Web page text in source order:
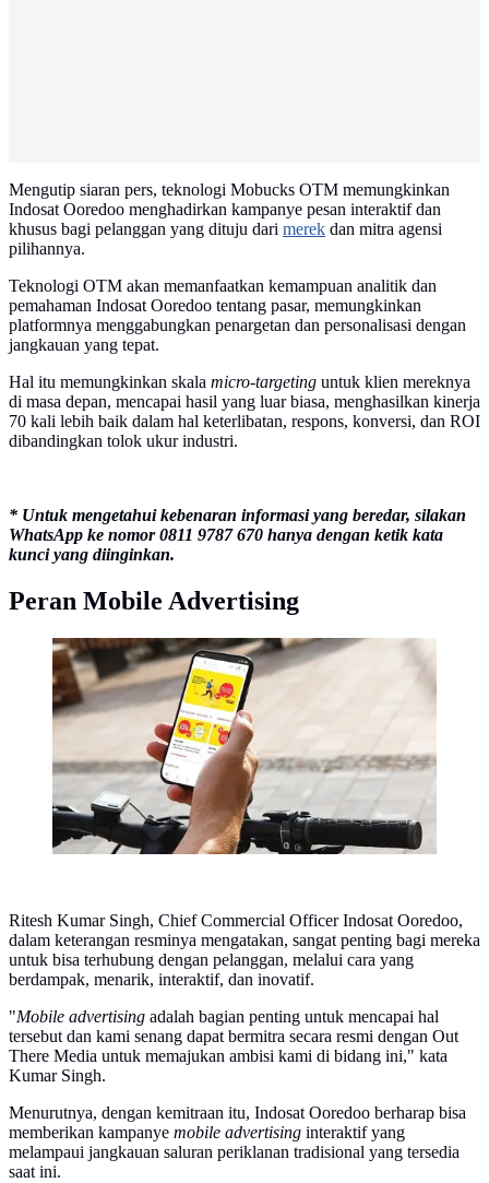
Mengutip siaran pers, teknologi Mobucks OTM memungkinkan
Indosat Ooredoo menghadirkan kampanye pesan interaktif dan
khusus bagi pelanggan yang dituju dari merek dan mitra agensi
pilihannya.
Teknologi OTM akan memanfaatkan kemampuan analitik dan
pemahaman Indosat Ooredoo tentang pasar, memungkinkan
platformnya menggabungkan penargetan dan personalisasi dengan
jangkauan yang tepat.
Hal itu memungkinkan skala micro-targeting untuk klien mereknya
di masa depan, mencapai hasil yang luar biasa, menghasilkan kinerja
70 kali lebih baik dalam hal keterlibatan, respons, konversi, dan ROI
dibandingkan tolok ukur industri.
* Untuk mengetahui kebenaran informasi yang beredar, silakan
WhatsApp ke nomor 0811 9787 670 hanya dengan ketik kata
kunci yang diinginkan.
Peran Mobile Advertising
Tampilan aplikasi IMove yang baru saja diluncurkan
oleh Indosat Ooredoo. (Foto: Indosat Ooredoo)
Ritesh Kumar Singh, Chief Commercial Officer Indosat Ooredoo,
dalam keterangan resminya mengatakan, sangat penting bagi mereka
untuk bisa terhubung dengan pelanggan, melalui cara yang
berdampak, menarik, interaktif, dan inovatif.
"Mobile advertising adalah bagian penting untuk mencapai hal
tersebut dan kami senang dapat bermitra secara resmi dengan Out
There Media untuk memajukan ambisi kami di bidang ini," kata
Kumar Singh.
Menurutnya, dengan kemitraan itu, Indosat Ooredoo berharap bisa
memberikan kampanye mobile advertising interaktif yang
melampaui jangkauan saluran periklanan tradisional yang tersedia
saat ini.